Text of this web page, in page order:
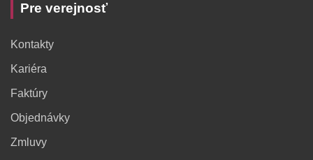
Pre verejnosť
Kontakty
Kariéra
Faktúry
Objednávky
Zmluvy